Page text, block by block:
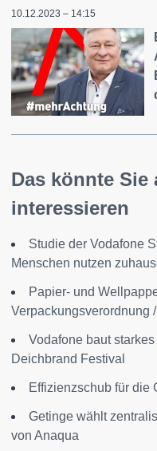
10.12.2023 – 14:15
Das könnte Sie
interessieren
Studie der Vodafone
Menschen nutzen
Papier- und
Verpackungsverordnung /
Vodafone baut
Deichbrand Festival
Effizienzschub für die
Getinge wählt
von Anaqua